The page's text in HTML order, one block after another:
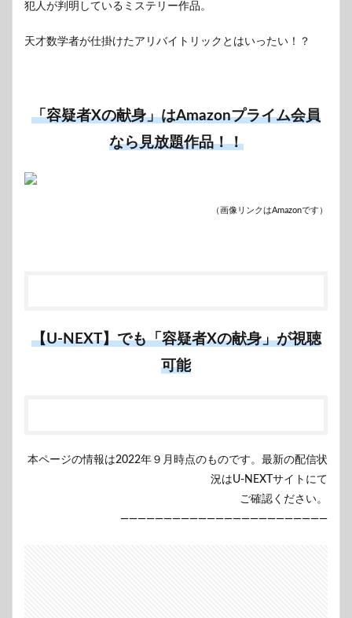
犯人が判明しているミステリー作品。
天才数学者が仕掛けたアリバイトリックとはいったい！？
「容疑者Xの献身」はAmazonプライム会員
なら見放題作品！！
（画像リンクはAmazonです）
【U-NEXT】でも「容疑者Xの献身」が視聴
可能
本ページの情報は2022年９月時点のものです。最新の配信状
況はU-NEXTサイトにて
ご確認ください。
————————————————————————